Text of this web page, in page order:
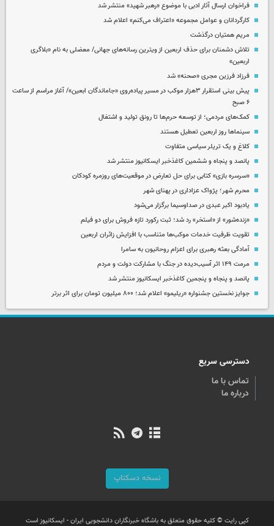
فراخوان ارسال آثار ادبی با موضوع «رهبر شهید» منتشر شد
کارگردانان و عوامل مجموعه «اعتراف می‌کنم» اعلام شد
مریم همتیان درگذشت
تلاش دشمنان برای حذف اربعین از ویترین رسانه‌های جهانی/ معضلی به نام «بلاگری
اربعین»
فرزاد فرزین مجری «صحنه» شد
پیش بینی استقرار ۳هزار موکب در مسیر پیاده‌روی «جاماندگان ابعین»/ آغاز مراسم از ساعت
۶ صبح
کمک‌های مردمی؛ از توسعه حرم‌ها تا رونق تولید و اشتغال
سینماها روز اربعین تعطیل هستند
کلاغ و یک تریلر سیاسی متفاوت
پانصد و پنجاه و ششمین کاغذخبر ایسکانیوز منتشر شد
«سرسره بازی» کتابی برای حل تعارض در موقعیت‌های روزمره کودکان
محرم شهر؛ پژواک عزاداری در پهنای شهر
یادبود اکبر عبدی در صداوسیما برگزار می‌شود
«زنده‌شور» از «استخر» رد شد؛ ثبت رکورد تازه فروش برای دو فیلم
تقویت ظرفیت خدمات موکب‌ها متناسب با افزایش زائران اربعین
آمادگی بعثه رهبری برای اعزام روحانیون به سامرا
مرمت ۱۴۹ اثر آسیب‌دیده در جنگ با مشارکت دولت و مردم
پانصد و پنجاه و پنجمین کاغذخبر ایسکانیوز منتشر شد
جوایز نخستین جشنواره «ریلیمو» اعلام شد؛ ۸۰۰ میلیون تومان برای اثر برتر
دسترسی سریع
تماس با ما
درباره ما
نسخه دسکتاپ
کپی رایت © کلیه حقوق متعلق به باشگاه خبرنگاران دانشجویی ایران - ایسکانیوز است